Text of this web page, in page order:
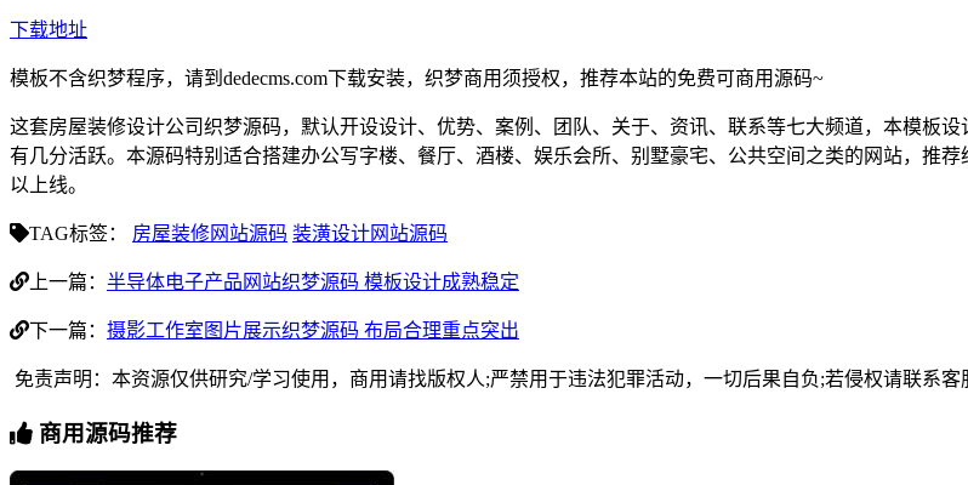
下载地址
模板不含织梦程序，请到dedecms.com下载安装，织梦商用须授权，推荐本站的免费可商用源码~
这套房屋装修设计公司织梦源码，默认开设设计、优势、案例、团队、关于、资讯、联系等七大频道，本模板
有几分活跃。本源码特别适合搭建办公写字楼、餐厅、酒楼、娱乐会所、别墅豪宅、公共空间之类的网站，推
以上线。
TAG标签： 房屋装修网站源码 装潢设计网站源码
上一篇： 半导体电子产品网站织梦源码 模板设计成熟稳定
下一篇： 摄影工作室图片展示织梦源码 布局合理重点突出
免责声明：本资源仅供研究/学习使用，商用请找版权人;严禁用于违法犯罪活动，一切后果自负;若侵权请联系客
商用源码推荐